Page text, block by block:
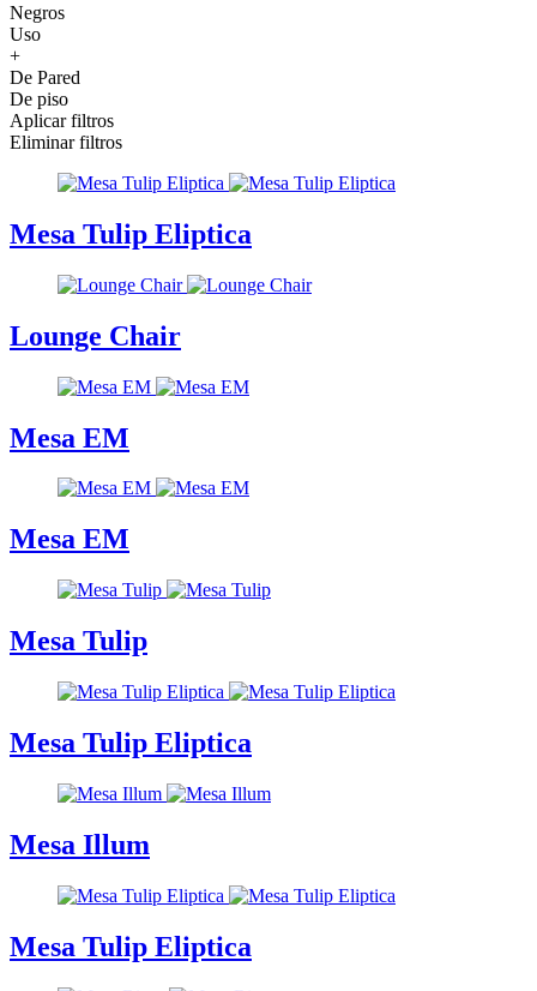
Negros
Uso
+
De Pared
De piso
Aplicar filtros
Eliminar filtros
Mesa Tulip Eliptica
Lounge Chair
Mesa EM
Mesa EM
Mesa Tulip
Mesa Tulip Eliptica
Mesa Illum
Mesa Tulip Eliptica